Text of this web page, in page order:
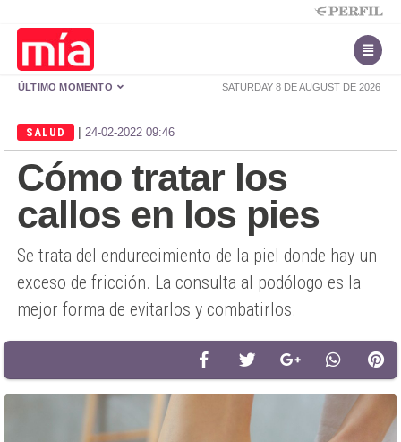
SATURDAY 8 DE AUGUST DE 2026
ÚLTIMO MOMENTO
SALUD | 24-02-2022 09:46
Cómo tratar los
callos en los pies
Se trata del endurecimiento de la piel donde hay un
exceso de fricción. La consulta al podólogo es la
mejor forma de evitarlos y combatirlos.